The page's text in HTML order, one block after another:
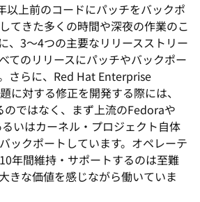
以上前のコードにパッチをバックポ
てきた多くの時間や深夜の作業のこ
、3～4つの主要なリリースストリー
てのリリースにパッチやバックポー
さらに、Red Hat Enterprise
に対する修正を開発する際には、
のではなく、まず上流のFedoraや
いはカーネル・プロジェクト自体
ックポートしています。オペレーテ
年間維持・サポートするのは至難
きな価値を感じながら働いていま